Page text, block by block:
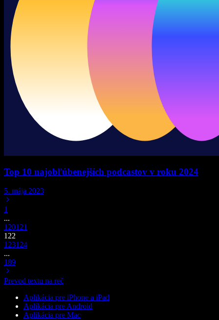
Top 10 najobľúbenejších podcastov v roku 2024
5. mája 2023
1
...
120121
122
123124
...
189
Prevod textu na reč
Aplikácia pre iPhone a iPad
Aplikácia pre Android
Aplikácia pre Mac